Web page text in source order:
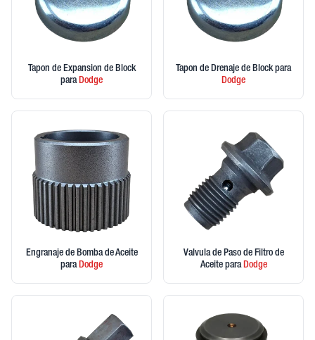
Tapon de Expansion de Block
paraDodge
Tapon de Drenaje de Block para
Dodge
Engranaje de Bomba de Aceite
paraDodge
Valvula de Paso de Filtro de
Aceite paraDodge